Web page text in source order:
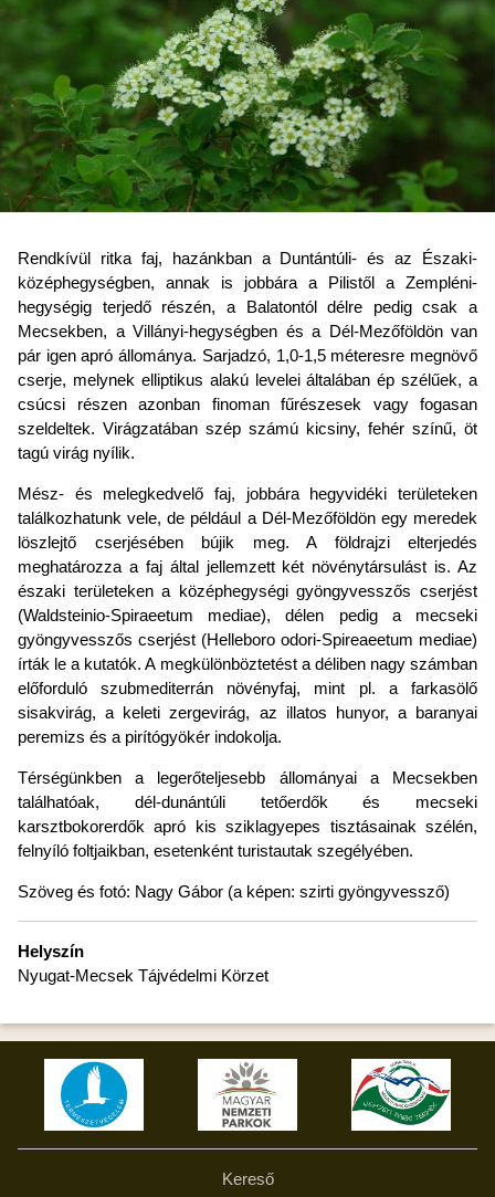
Rendkívül ritka faj, hazánkban a Duntántúli- és az Északi-
középhegységben, annak is jobbára a Pilistől a Zempléni-
hegységig terjedő részén, a Balatontól délre pedig csak a
Mecsekben, a Villányi-hegységben és a Dél-Mezőföldön van
pár igen apró állománya. Sarjadzó, 1,0-1,5 méteresre megnövő
cserje, melynek elliptikus alakú levelei általában ép szélűek, a
csúcsi részen azonban finoman fűrészesek vagy fogasan
szeldeltek. Virágzatában szép számú kicsiny, fehér színű, öt
tagú virág nyílik.
Mész- és melegkedvelő faj, jobbára hegyvidéki területeken
találkozhatunk vele, de például a Dél-Mezőföldön egy meredek
löszlejtő cserjésében bújik meg. A földrajzi elterjedés
meghatározza a faj által jellemzett két növénytársulást is. Az
északi területeken a középhegységi gyöngyvesszős cserjést
(Waldsteinio-Spiraeetum mediae), délen pedig a mecseki
gyöngyvesszős cserjést (Helleboro odori-Spireaeetum mediae)
írták le a kutatók. A megkülönböztetést a déliben nagy számban
előforduló szubmediterrán növényfaj, mint pl. a farkasölő
sisakvirág, a keleti zergevirág, az illatos hunyor, a baranyai
peremizs és a pirítógyökér indokolja.
Térségünkben a legerőteljesebb állományai a Mecsekben
találhatóak, dél-dunántúli tetőerdők és mecseki
karsztbokorerdők apró kis sziklagyepes tisztásainak szélén,
felnyíló foltjaikban, esetenként turistautak szegélyében.
Szöveg és fotó: Nagy Gábor (a képen: szirti gyöngyvessző)
Helyszín
Nyugat-Mecsek Tájvédelmi Körzet
Kereső